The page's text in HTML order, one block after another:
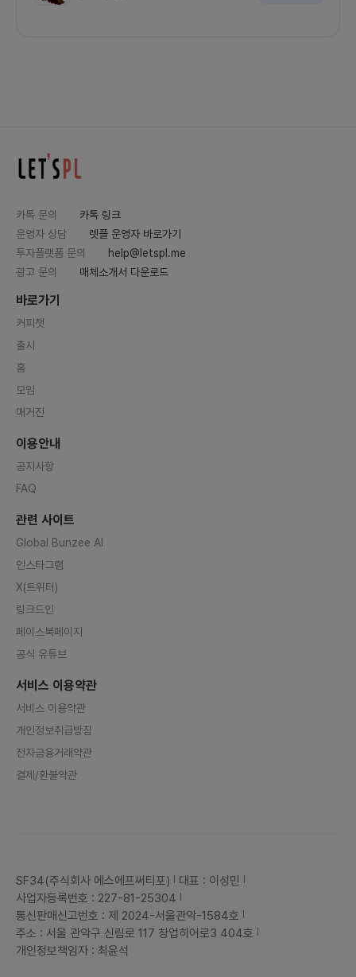
카톡 문의
카톡 링크
운영자 상담
렛플 운영자 바로가기
투자플랫폼 문의
help@letspl.me
광고 문의
매체소개서 다운로드
바로가기
커피챗
출시
홈
모임
매거진
이용안내
공지사항
FAQ
관련 사이트
Global Bunzee AI
인스타그램
X(트위터)
링크드인
페이스북페이지
공식 유튜브
서비스 이용약관
서비스 이용약관
개인정보취급방침
전자금융거래약관
결제/환불약관
SF34(주식회사 에스에프써티포)
대표 : 이성민
사업자등록번호 : 227-81-25304
통신판매신고번호 : 제 2024-서울관악-1584호
주소 : 서울 관악구 신림로 117 창업히어로3 404호
개인정보책임자 : 최윤석